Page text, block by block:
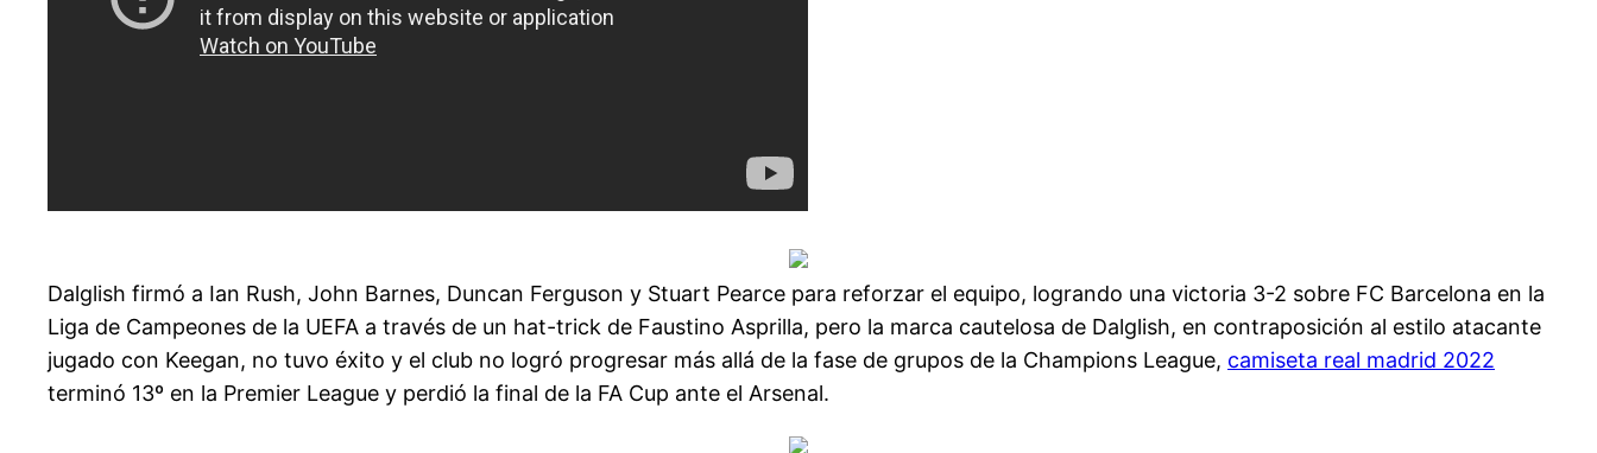
Dalglish firmó a Ian Rush, John Barnes, Duncan Ferguson y Stuart Pearce para reforzar el equipo, logrando una victoria 3-2 sobre FC Barcelona en la
Liga de Campeones de la UEFA a través de un hat-trick de Faustino Asprilla, pero la marca cautelosa de Dalglish, en contraposición al estilo atacante
jugado con Keegan, no tuvo éxito y el club no logró progresar más allá de la fase de grupos de la Champions League, camiseta real madrid 2022
terminó 13º en la Premier League y perdió la final de la FA Cup ante el Arsenal.